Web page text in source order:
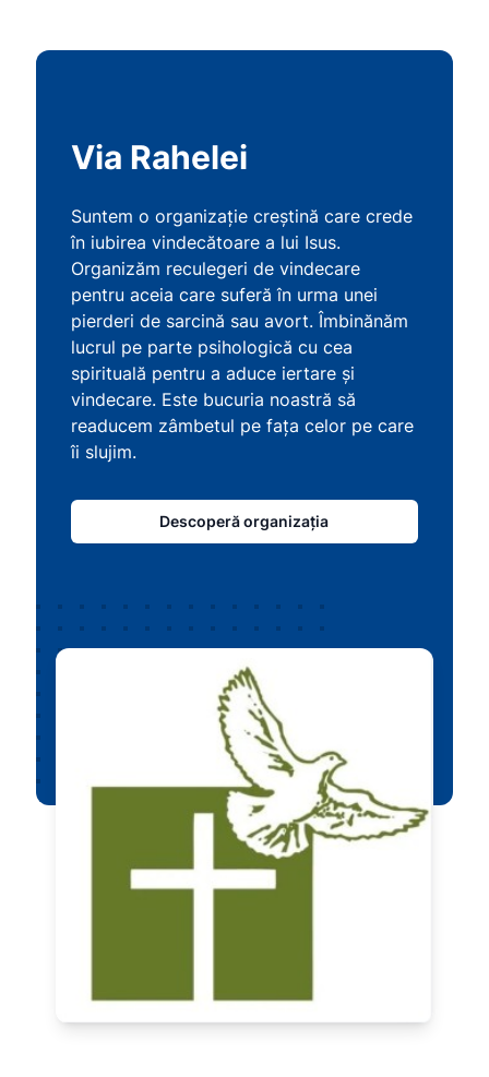
Via Rahelei
Suntem o organizație creștină care crede
în iubirea vindecătoare a lui Isus.
Organizăm reculegeri de vindecare
pentru aceia care suferă în urma unei
pierderi de sarcină sau avort. Îmbinănăm
lucrul pe parte psihologică cu cea
spirituală pentru a aduce iertare și
vindecare. Este bucuria noastră să
readucem zâmbetul pe fața celor pe care
îi slujim.
Descoperă organizația